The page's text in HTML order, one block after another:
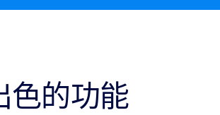
色的功能